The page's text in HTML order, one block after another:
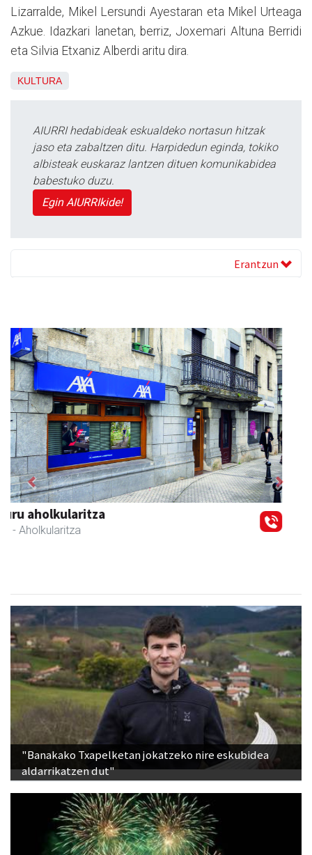
Lizarralde, Mikel Lersundi Ayestaran eta Mikel Urteaga
Azkue. Idazkari lanetan, berriz, Joxemari Altuna Berridi
eta Silvia Etxaniz Alberdi aritu dira.
KULTURA
AIURRI hedabideak eskualdeko nortasun hitzak
jaso eta zabaltzen ditu. Harpidedun eginda, tokiko
albisteak euskaraz lantzen dituen komunikabidea
babestuko duzu.
Egin AIURRIkide!
Erantzun
Ormaki urdaitegia
Andoain - Urdaitegiak
Previous Next
"Banakako Txapelketan jokatzeko nire eskubidea
aldarrikatzen dut"